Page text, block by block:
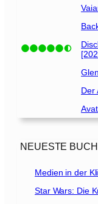
Der
NEUESTE
Medien in der
Star Wars: Die